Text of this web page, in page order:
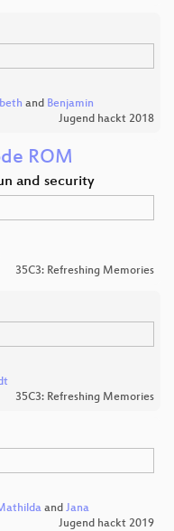
and Benjamin
Jugend hackt 2018
ROM
and security
35C3: Refreshing Memories
35C3: Refreshing Memories
and Jana
Jugend hackt 2019